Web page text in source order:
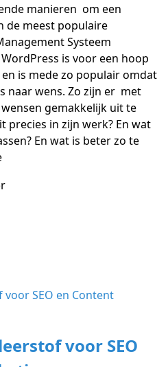
manieren om een
de meest populaire
Systeem
is voor een hoop
is mede zo populair omdat
naar wens. Zo zijn er met
gemakkelijk uit te
precies in zijn werk? En wat
En wat is beter zo te
voor SEO